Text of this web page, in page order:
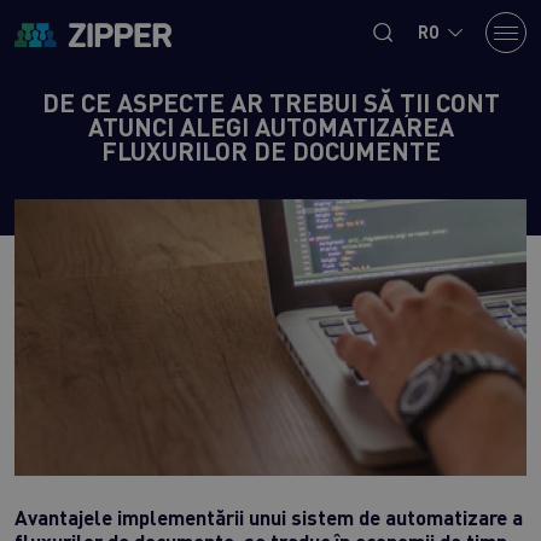
RO
DE CE ASPECTE AR TREBUI SĂ ȚII CONT
ATUNCI ALEGI AUTOMATIZAREA
FLUXURILOR DE DOCUMENTE
Avantajele implementării unui sistem de automatizare a